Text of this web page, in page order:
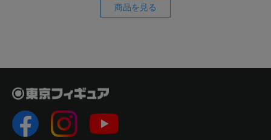
商品を見る